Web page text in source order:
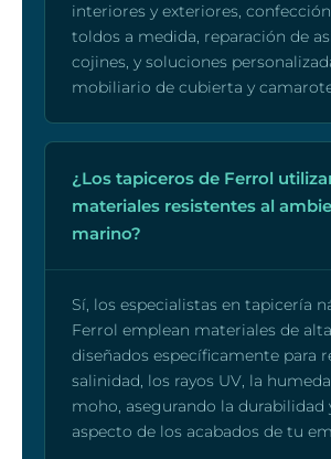
interiores y exteriores,
toldos a medida, reparación de
cojines, y soluciones
mobiliario de cubierta y
¿Los tapiceros de Ferrol
materiales resistentes al
marino?
Sí, los especialistas en tapicería
Ferrol emplean materiales de
diseñados específicamente para
salinidad, los rayos UV, la
moho, asegurando la durabilidad
aspecto de los acabados de tu